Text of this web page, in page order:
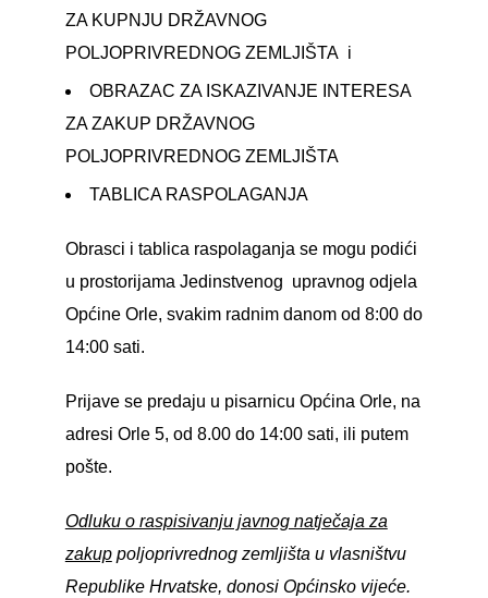
ZA KUPNJU DRŽAVNOG
POLJOPRIVREDNOG ZEMLJIŠTAi
OBRAZAC ZA ISKAZIVANJE INTERESA
ZA ZAKUP DRŽAVNOG
POLJOPRIVREDNOG ZEMLJIŠTA
TABLICA RASPOLAGANJA
Obrasci i tablica raspolaganja se mogu podići
u prostorijama Jedinstvenog upravnog odjela
Općine Orle, svakim radnim danom od 8:00 do
14:00 sati.
Prijave se predaju u pisarnicu Općina Orle, na
adresi Orle 5, od 8.00 do 14:00 sati, ili putem
pošte.
Odluku o raspisivanju javnog natječaja za
zakuppoljoprivrednog zemljišta u vlasništvu
Republike Hrvatske, donosi Općinsko vijeće.